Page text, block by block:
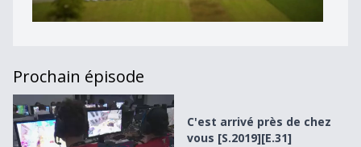
Prochain épisode
C&#039;est arrivé près de chez vous [S.2019][E.31]
C'est arrivé près de chez
vous [S.2019][E.31]